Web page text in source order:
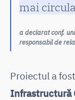
mai
a declarat conf.
responsabil de
Proiectul a
Infrastructură